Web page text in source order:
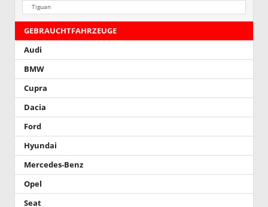
Tiguan
GEBRAUCHTFAHRZEUGE
Audi
BMW
Cupra
Dacia
Ford
Hyundai
Mercedes-Benz
Opel
Seat